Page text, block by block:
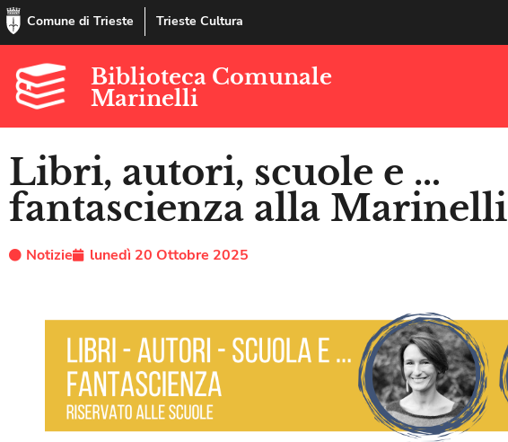
Comune di Trieste Trieste Cultura
Biblioteca Comunale
Marinelli
Libri, autori, scuole e …
fantascienza alla Marinelli
Notizie lunedì 20 Ottobre 2025